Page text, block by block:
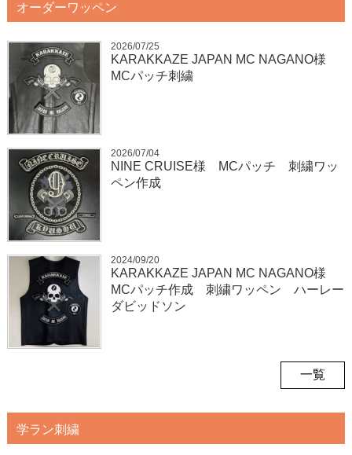
オーダーワッペン
2026/07/25
KARAKKAZE JAPAN MC NAGANO様
MCパッチ刺繍
2026/07/04
NINE CRUISE様 MCパッチ 刺繍ワッ
ペン作成
2024/09/20
KARAKKAZE JAPAN MC NAGANO様
MCパッチ作成 刺繍ワッペン ハーレー
ダビッドソン
一覧
学ラン刺繍